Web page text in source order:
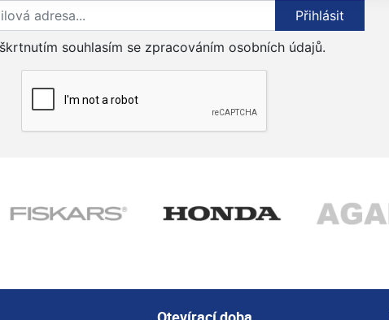
Přihlaste se k odběru novinek
Přihlásit
souhlasím se zpracováním osobních údajů.